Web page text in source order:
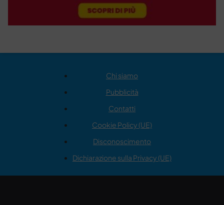
Chi siamo
Pubblicità
Contatti
Cookie Policy (UE)
Disconoscimento
Dichiarazione sulla Privacy (UE)